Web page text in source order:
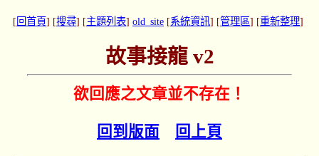
[ 回首頁] [搜尋] [主題列表] old_site [系統資訊] [管理區] [重新整理]
故事接龍 v2
欲回應之文章並不存在！
回到版面 回上頁